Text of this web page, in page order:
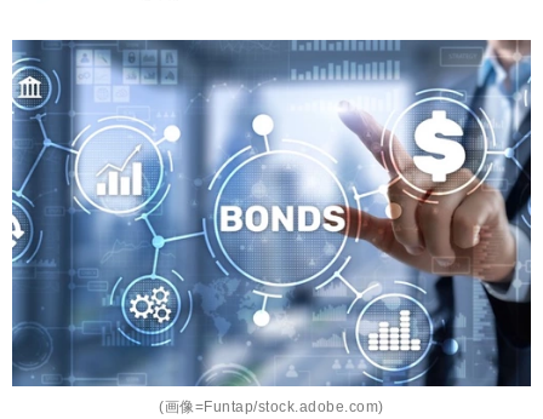
(画像=Funtap/stock.adobe.com)